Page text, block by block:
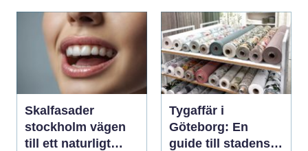
Skalfasader
stockholm vägen
till ett naturligt
Tygaffär i
Göteborg: En
guide till stadens